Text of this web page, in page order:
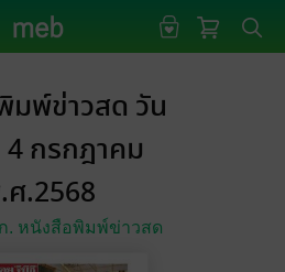
มพ์ข่าวสด วัน
กรกฎาคม
.2568
. หนังสือพิมพ์ข่าวสด